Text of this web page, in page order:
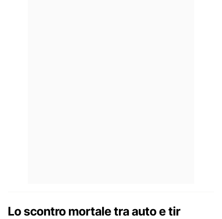
Lo scontro mortale tra auto e tir